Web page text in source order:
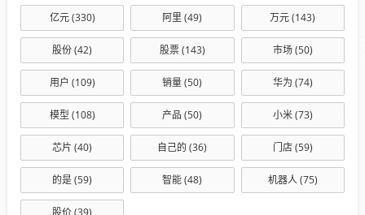
亿元(330) 阿里 (49) 万元(143)
股份(42) 股票(143) 市场(50)
用户 (109) 销量(50) 华为 (74)
模型 (108) 产品 (50) 小米(73)
芯片 (40) 自己的 (36) 门店(59)
的是(59) 智能(48) 机器人(75)